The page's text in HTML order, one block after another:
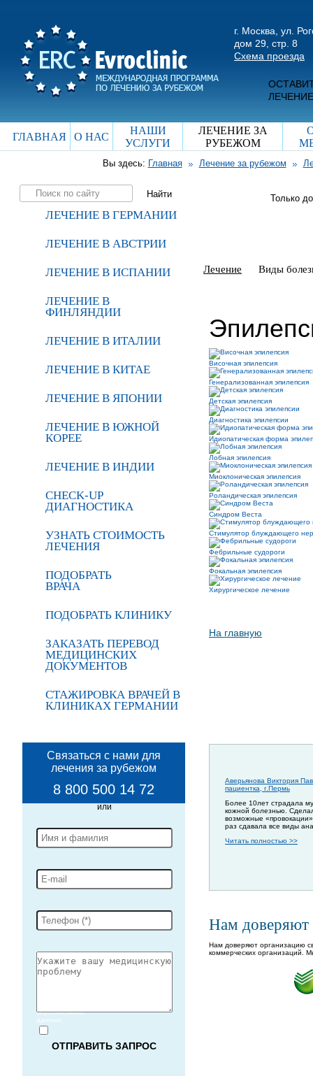
г. Москва, ул.
дом 29, стр. 8
Схема проезда
ГЛАВНАЯ О НАС
НАШИ
УСЛУГИ
ЛЕЧЕНИЕ ЗА
РУБЕЖОМ
Вы здесь: Главная Лечение за рубежом
ЛЕЧЕНИЕ В ГЕРМАНИИ
ЛЕЧЕНИЕ В АВСТРИИ
ЛЕЧЕНИЕ В ИСПАНИИ
ЛЕЧЕНИЕ В
ФИНЛЯНДИИ
ЛЕЧЕНИЕ В ИТАЛИИ
ЛЕЧЕНИЕ В КИТАЕ
ЛЕЧЕНИЕ В ЯПОНИИ
ЛЕЧЕНИЕ В ЮЖНОЙ
КОРЕЕ
ЛЕЧЕНИЕ В ИНДИИ
CHECK-UP
ДИАГНОСТИКА
УЗНАТЬ СТОИМОСТЬ
ЛЕЧЕНИЯ
ПОДОБРАТЬ
ВРАЧА
ПОДОБРАТЬ КЛИНИКУ
ЗАКАЗАТЬ ПЕРЕВОД
МЕДИЦИНСКИХ
ДОКУМЕНТОВ
СТАЖИРОВКА ВРАЧЕЙ В
КЛИНИКАХ ГЕРМАНИИ
Связаться с нами для
лечения за рубежом
8 800 500 14 72
персональных
данных
Только
Лечение Виды
Височная эпилепсия
Генерализованная эпилепсия
Детская эпилепсия
Диагностика эпилепсии
Идиопатическая форма
Лобная эпилепсия
Миоклоническая эпилепсия
Роландическая эпилепсия
Синдром Веста
Стимулятор блуждающего
Фебрильные судороги
Фокальная эпилепсия
Хирургическое лечение
На главную
Аверьянова Виктория
пациентка, г.Пермь
Более 10лет страдала
кожной болезнью.
возможные
раз сдавала все виды
Читать полностью >>
Нам доверяют
Нам доверяют организацию
коммерческих организаций.